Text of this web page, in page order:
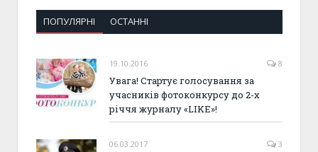
ПОПУЛЯРНІ ОСТАННІ
19.10.2016 8
Увага! Стартує голосування за
учасників фотоконкурсу до 2-х
річчя журналу «LIKE»!
06.03.2017 3